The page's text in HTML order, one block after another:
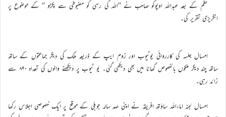
نظم کے بعد عبداللہ اوپوکو صاحب نے ’’اللہ کی رسی کو مضبوطی سے پکڑو ‘‘ کے موضوع پر
انگریزی تقریر کی۔
امسال جلسہ کی کارروائی یوٹیوب اور زوم ایپ کے ذریعہ ملک کی دیگر جماعتوں کے ساتھ
ساتھ چند دیگر ملکوں بالخصوص گھانا میں بھی دیکھی گئی۔ یو ٹیوب پر دیکھنے والوں کی تعداد ۸۹۰ سے
زائد رہی۔
امسال لجنہ اماءاللہ ساؤتھ افریقہ نے اپنی صد سالہ جوبلی کے موقع پر ایک خصوصی اجلاس رکھا